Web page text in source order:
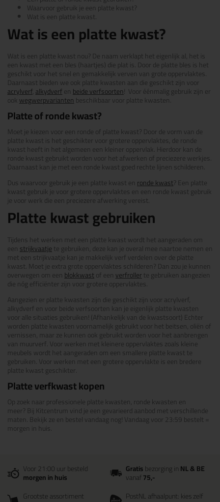
Waarvoor gebruik je een platte kwast?
Wat is een platte kwast.
Wat is een platte kwast?
Wat is een platte kwast nou? De naam verklapt het eigenlijk al, het is
een kwast met een bles (haartjes) die plat is. Door de platte bles is het
geschikt voor het snel en gemakkelijk verven van grote oppervlaktes.
Daarnaast bieden we ook platte kwasten aan die geschikt zijn voor
acrylverf,alkydverfen beide verfsoorten! Voor éénmalig gebruik zijn er
ookwegwerpvariantenbeschikbaar voor platte kwasten.
Platte of ronde kwast?
Moet je kiezen voor een ronde of platte kwast? Door de vorm van de
platte kwast is het geschikter voor grotere oppervlaktes, de ronde
kwast heeft in het algemeen een kleiner oppervlak. Hierdoor kan de
ronde kwast gebruikt worden voor het afwerken of preciezere werkjes.
Daarnaast kan je met een ronde kwast goed rechte lijnen schilderen.
Dus waarvoor gebruik je een platte kwast en ronde kwast? Een platte
kwast gebruik je voor grotere oppervlaktes en een ronde kwast gebruik
je voor werk die een preciezere afwerking vereist.
Platte kwast gebruiken
Tijdens het werken met een platte kwast wordt het aangeraden om
een strijkvaatjete gebruiken, deze kan je overal mee naartoe nemen en
met een strijkvaatje kan je makkelijk verf verdelen over de platte
kwast. Moet je extra grote oppervlaktes schilderen? Dan zou je kunnen
overwegen om een blokkwastof een verfrollerte gebruiken aangezien
die nóg efficiënter zijn voor grotere oppervlaktes.
Aangezien er platte kwasten zijn die geschikt zijn voor acrylverf,
alkydverf en voor beide verfsoorten kan je eigenlijk platte kwasten
voor alle situaties gebruiken! (Afhankelijk van de kwastsoort) Echter
worden platte kwasten voornamelijk gebruikt voor het beitsen, oliën of
vernissen, maar ze kunnen ook gebruikt worden voor het aanbrengen
van muurverf. Voor werken met kleinere oppervlaktes zoals kleine
meubels wordt het aangeraden om een smallere platte kwast te
gebruiken. Voor werken met een grotere oppervlakte is een bredere
platte kwast geschikter.
Platte verfkwast kopen
Op zoek naar professionele platte kwasten, ronde kwasten en
meer? Bij Kitcentrum vind je een gevarieerd aanbod met verschillende
maten. Bekijk ze en bestel vandaag nog! Vandaag voor 23:59 bestelt =
morgen in huis.
Voor 21:00 uur besteld
morgen in huis
Gratisbezorging inNL & BE
vanaf75,-
Grootste assortiment
PostNL afhaalpunt: kies zelf